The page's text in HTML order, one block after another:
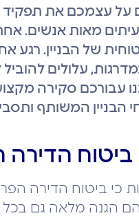
על עצמכם את תפקיד
מאות אנשים.
של הבניין. רגע
עלולים
עבורכם סקירה
המשותף
הדירה
כי ביטוח הדירה
הגנה מלאה גם בכל